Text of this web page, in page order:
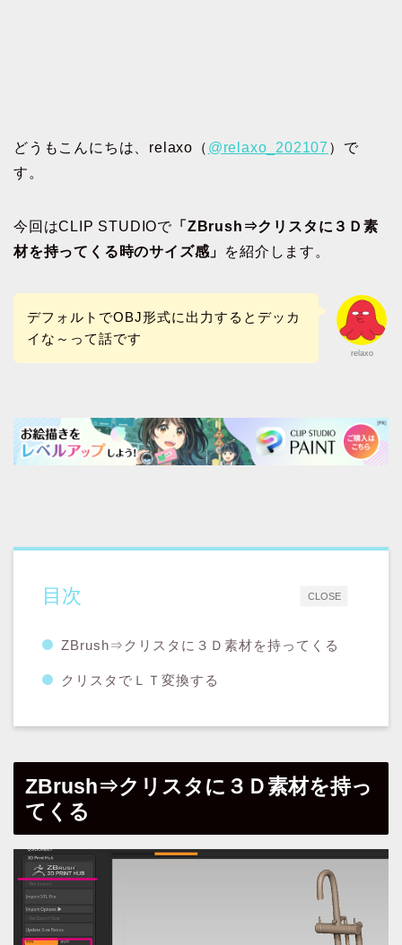
どうもこんにちは、relaxo（ @relaxo_202107 ）で
す。
今回はCLIP STUDIOで 「ZBrush⇒クリスタに３Ｄ素
材を持ってくる時のサイズ感」
を紹介します。
relaxo
デフォルトでOBJ形式に出力するとデッカ
イな～って話です
CLOSE
目次
ZBrush⇒クリスタに３Ｄ素材を持ってくる
クリスタでＬＴ変換する
ZBrush⇒クリスタに３Ｄ素材を持っ
てくる